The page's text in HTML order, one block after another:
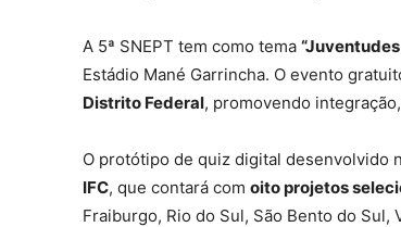
A 5ª SNEPT tem como tema
Estádio Mané Garrincha. O evento
Distrito Federal, promovendo
O protótipo de quiz digital desenvolvido
IFC, que contará com oito projetos
Fraiburgo, Rio do Sul, São Bento do